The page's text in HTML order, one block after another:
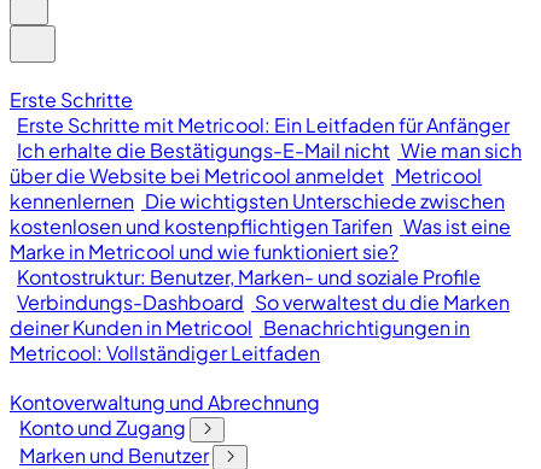
Erste Schritte
Erste Schritte mit Metricool: Ein Leitfaden für Anfänger
Ich erhalte die Bestätigungs-E-Mail nicht Wie man sich
über die Website bei Metricool anmeldet Metricool
kennenlernen Die wichtigsten Unterschiede zwischen
kostenlosen und kostenpflichtigen Tarifen Was ist eine
Marke in Metricool und wie funktioniert sie?
Kontostruktur: Benutzer, Marken- und soziale Profile
Verbindungs-Dashboard So verwaltest du die Marken
deiner Kunden in Metricool Benachrichtigungen in
Metricool: Vollständiger Leitfaden
Kontoverwaltung und Abrechnung
Konto und Zugang
Marken und Benutzer